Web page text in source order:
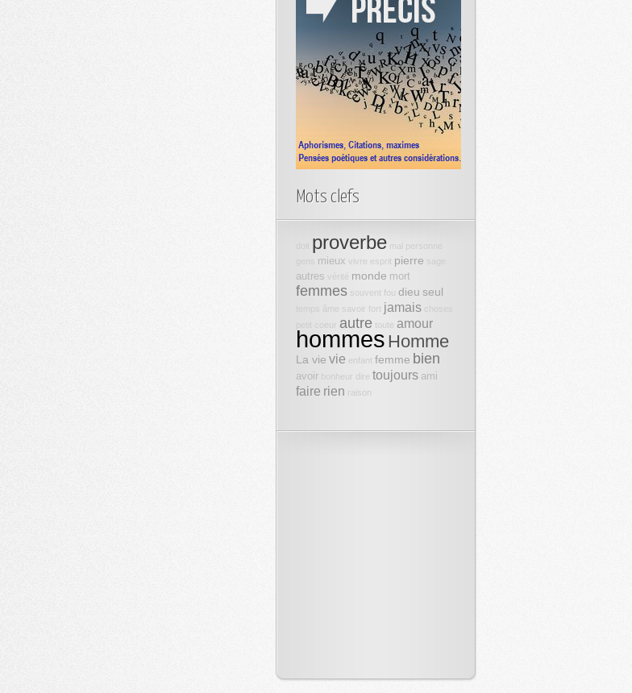
Mots clefs
proverbe mal personne
mieux vivre esprit pierre
autres vérité monde mort
femmes souvent fou dieu seul
âme savoir fort jamais
coeur autre toute amour
hommes Homme
La vie vie enfant femme bien
avoir bonheur dire toujours ami
faire rien raison